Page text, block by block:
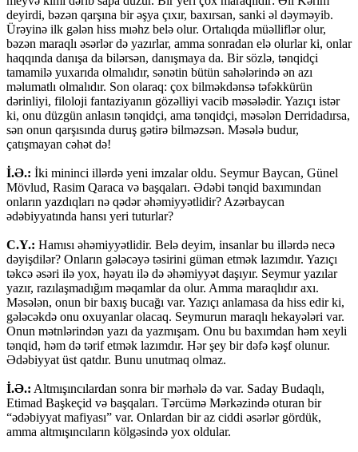
deyirdi, bəzən qarşına bir əşya çıxır, baxırsan, sanki əl dəyməyib.
Ürəyinə ilk gələn hiss mıəhz belə olur. Ortalıqda müəlliflər olur,
bəzən maraqlı əsərlər də yazırlar, amma sonradan elə olurlar ki, onlar
haqqında danışa da bilərsən, danışmaya da. Bir sözlə, tənqidçi
tamamilə yuxarıda olmalıdır, sənətin bütün sahələrində ən azı
məlumatlı olmalıdır. Son olaraq: çox bilməkdənsə təfəkkürün
dərinliyi, filoloji fantaziyanın gözəlliyi vacib məsələdir. Yazıçı istər
ki, onu düzgün anlasın tənqidçi, ama tənqidçi, məsələn Derridadırsa,
sən onun qarşısında duruş gətirə bilməzsən. Məsələ budur,
çatışmayan cəhət də!
İ.Ə.: İki mininci illərdə yeni imzalar oldu. Seymur Baycan, Günel
Mövlud, Rasim Qaraca və başqaları. Ədəbi tənqid baxımından
onların yazdıqları nə qədər əhəmiyyətlidir? Azərbaycan
ədəbiyyatında hansı yeri tuturlar?
C.Y.: Hamısı əhəmiyyətlidir. Belə deyim, insanlar bu illərdə necə
dəyişdilər? Onların gələcəyə təsirini güman etmək lazımdır. Yazıçı
təkcə əsəri ilə yox, həyatı ilə də əhəmiyyət daşıyır. Seymur yazılar
yazır, razılaşmadığım məqamlar da olur. Amma maraqlıdır axı.
Məsələn, onun bir baxış bucağı var. Yazıçı anlamasa da hiss edir ki,
gələcəkdə onu oxuyanlar olacaq. Seymurun maraqlı hekayələri var.
Onun mətnlərindən yazı da yazmışam. Onu bu baxımdan həm xeyli
tənqid, həm də tərif etmək lazımdır. Hər şey bir dəfə kəşf olunur.
Ədəbiyyat üst qatdır. Bunu unutmaq olmaz.
İ.Ə.: Altmışıncılardan sonra bir mərhələ də var. Saday Budaqlı,
Etimad Başkeçid və başqaları. Tərcümə Mərkəzində oturan bir
“ədəbiyyat mafiyası” var. Onlardan bir az ciddi əsərlər gördük,
amma altmışıncıların kölgəsində yox oldular.